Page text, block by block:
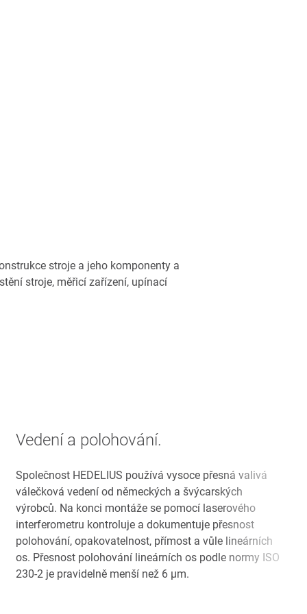
stroje a jeho komponenty a
stroje, měřicí zařízení, upínací
Vedení a polohování.
Společnost HEDELIUS používá vysoce přesná valivá
válečková vedení od německých a švýcarských
výrobců. Na konci montáže se pomocí laserového
interferometru kontroluje a dokumentuje přesnost
polohování, opakovatelnost, přímost a vůle lineárních
os. Přesnost polohování lineárních os podle normy ISO
230-2 je pravidelně menší než 6 µm.